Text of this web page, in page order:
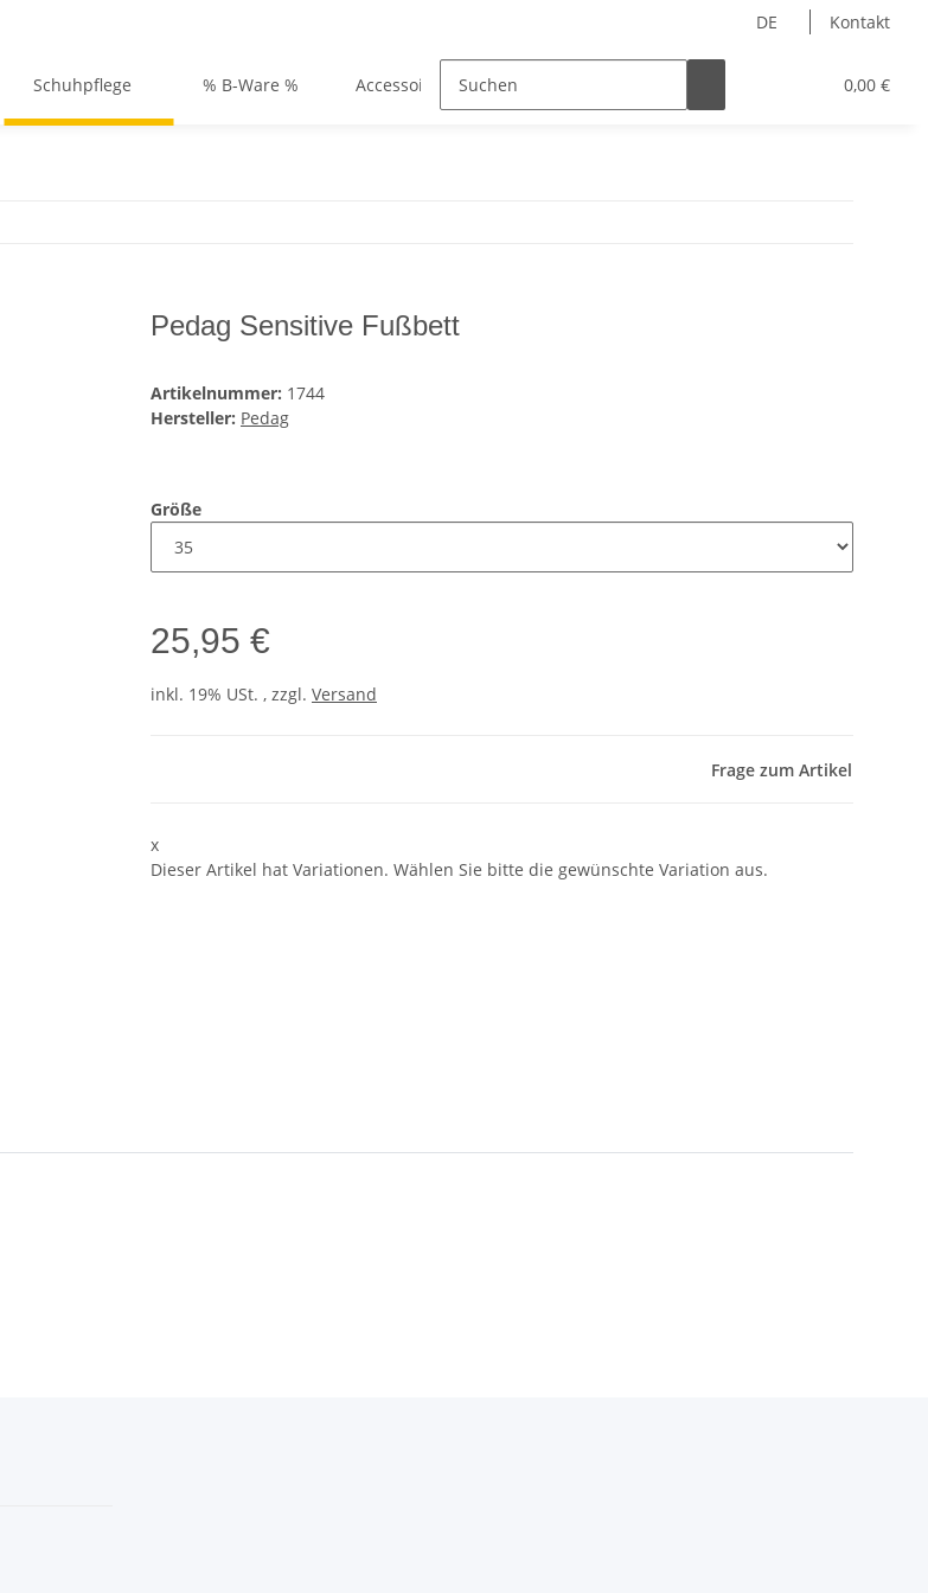
DE Kontakt
0,00 €
Schuhpflege % B-Ware % Accessoires
Pedag Sensitive Fußbett
Artikelnummer: 1744
Hersteller: Pedag
Größe
25,95 €
inkl. 19% USt. , zzgl. Versand
Frage zum Artikel
x
Dieser Artikel hat Variationen. Wählen Sie bitte die gewünschte Variation aus.